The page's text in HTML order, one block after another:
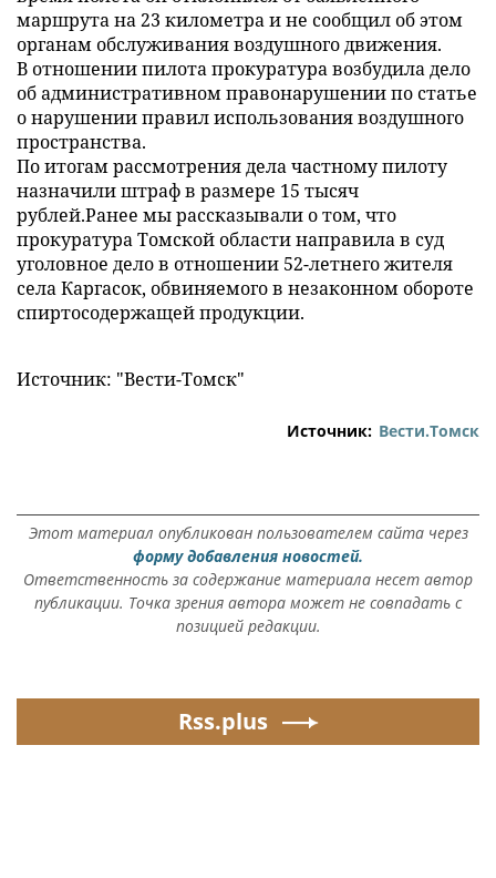
маршрута на 23 километра и не сообщил об этом
органам обслуживания воздушного движения.
В отношении пилота прокуратура возбудила дело
об административном правонарушении по статье
о нарушении правил использования воздушного
пространства.
По итогам рассмотрения дела частному пилоту
назначили штраф в размере 15 тысяч
рублей.Ранее мы рассказывали о том, что
прокуратура Томской области направила в суд
уголовное дело в отношении 52-летнего жителя
села Каргасок, обвиняемого в незаконном обороте
спиртосодержащей продукции.
Источник: "Вести-Томск"
Источник: Вести.Томск
Этот материал опубликован пользователем сайта через
форму добавления новостей.
Ответственность за содержание материала несет автор
публикации. Точка зрения автора может не совпадать с
позицией редакции.
Rss.plus